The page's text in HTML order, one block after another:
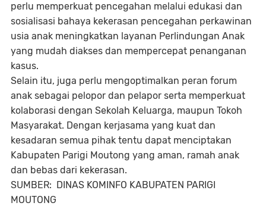
perlu memperkuat pencegahan melalui edukasi dan
sosialisasi bahaya kekerasan pencegahan perkawinan
usia anak meningkatkan layanan Perlindungan Anak
yang mudah diakses dan mempercepat penanganan
kasus.
Selain itu, juga perlu mengoptimalkan peran forum
anak sebagai pelopor dan pelapor serta memperkuat
kolaborasi dengan Sekolah Keluarga, maupun Tokoh
Masyarakat. Dengan kerjasama yang kuat dan
kesadaran semua pihak tentu dapat menciptakan
Kabupaten Parigi Moutong yang aman, ramah anak
dan bebas dari kekerasan.
SUMBER: DINAS KOMINFO KABUPATEN PARIGI
MOUTONG